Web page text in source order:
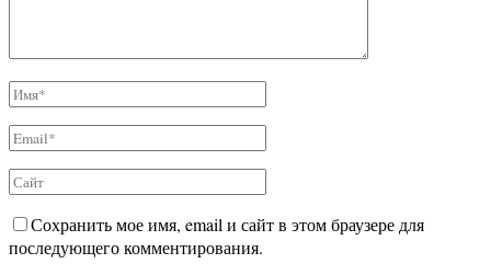
Сохранить мое имя, email и сайт в этом браузере для
последующего комментирования.